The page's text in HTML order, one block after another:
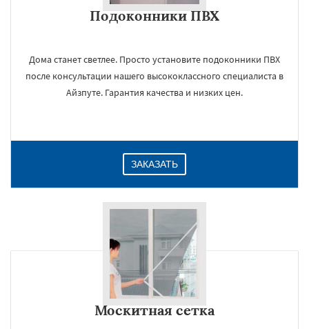
Подоконники ПВХ
Дома станет светлее. Просто установите подоконники ПВХ
после консультации нашего высококлассного специалиста в
Айзпуте. Гарантия качества и низких цен.
ЗАКАЗАТЬ
Москитная сетка